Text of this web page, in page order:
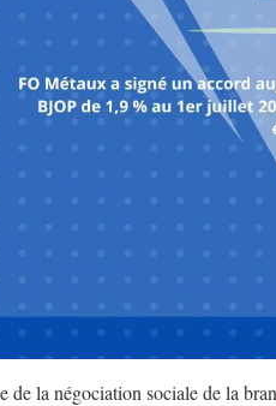
de la négociation sociale de la